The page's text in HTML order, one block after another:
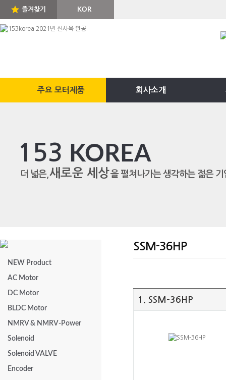
즐겨찾기 KOR
ENG
주요 모터제품 회사소개
153 KOREA
더 넓은, 새로운 세상을 펼쳐나가는 생각하는 젊은 기
NEW Product
AC Motor
DC Motor
BLDC Motor
NMRV & NMRV-Power
Solenoid
Solenoid VALVE
Encoder
SSM-36HP
1. SSM-36HP